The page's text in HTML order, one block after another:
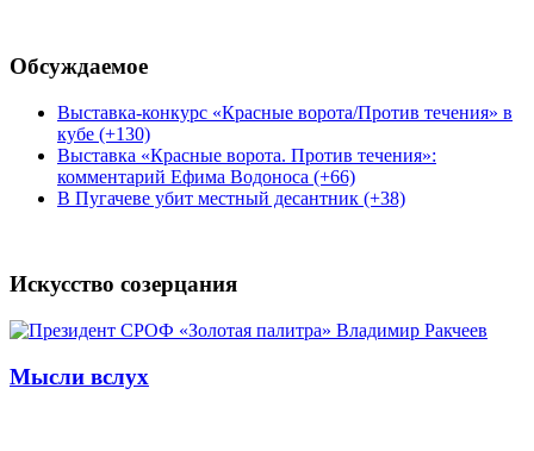
Обсуждаемое
Выставка-конкурс «Красные ворота/Против течения» в
кубе (+130)
Выставка «Красные ворота. Против течения»:
комментарий Ефима Водоноса (+66)
В Пугачеве убит местный десантник (+38)
Искусство созерцания
Мысли вслух